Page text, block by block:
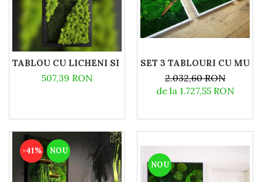
TABLOU CU LICHENI SI MUSCHI PLAT - 50X25CM
507,39 RON
SET 3 TABLOURI CU
2.032,60 RON
de la 1.727,55 RON
-41% NOU
NOU